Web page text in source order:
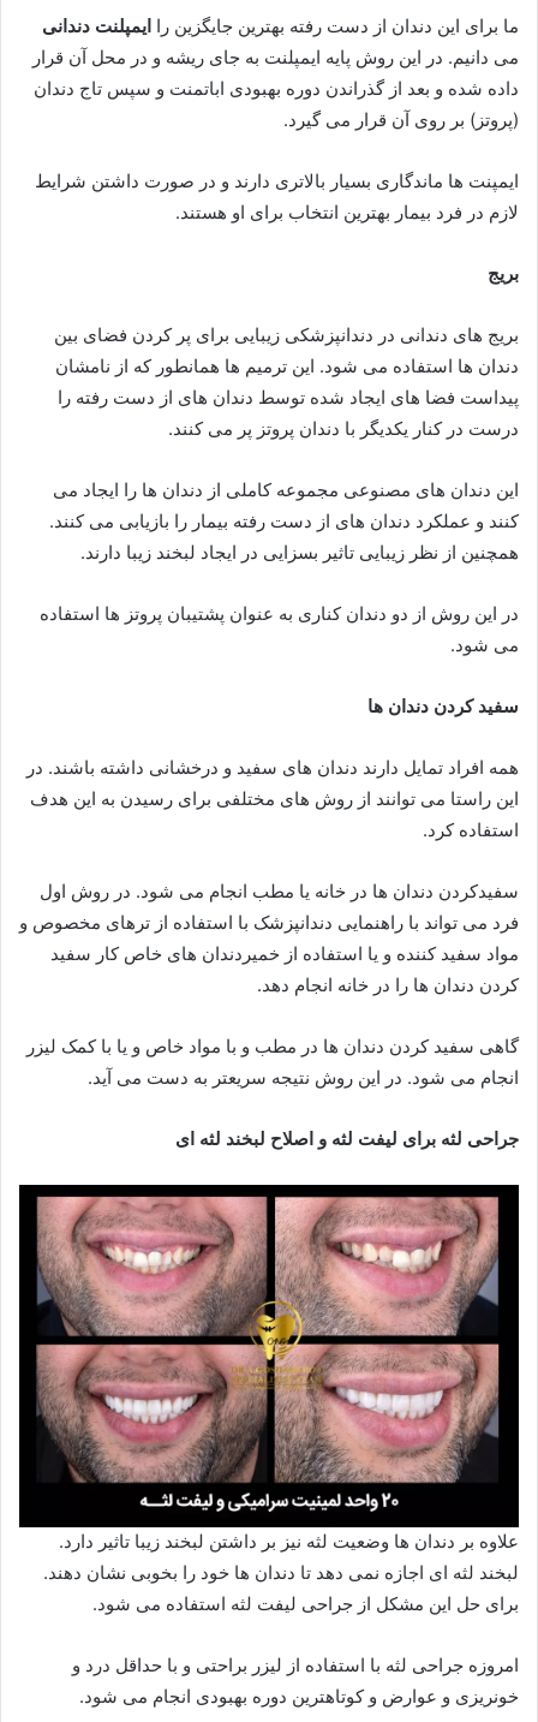
ما برای این دندان از دست رفته بهترین جایگزین را ایمپلنت دندانی
می دانیم. در این روش پایه ایمپلنت به جای ریشه و در محل آن قرار
داده شده و بعد از گذراندن دوره بهبودی اباتمنت و سپس تاج دندان
(پروتز) بر روی آن قرار می گیرد.
ایمپنت ها ماندگاری بسیار بالاتری دارند و در صورت داشتن شرایط
لازم در فرد بیمار بهترین انتخاب برای او هستند.
بریج
بریج های دندانی در دندانپزشکی زیبایی برای پر کردن فضای بین
دندان ها استفاده می شود. این ترمیم ها همانطور که از نامشان
پیداست فضا های ایجاد شده توسط دندان های از دست رفته را
درست در کنار یکدیگر با دندان پروتز پر می کنند.
این دندان های مصنوعی مجموعه کاملی از دندان ها را ایجاد می
کنند و عملکرد دندان های از دست رفته بیمار را بازیابی می کنند.
همچنین از نظر زیبایی تاثیر بسزایی در ایجاد لبخند زیبا دارند.
در این روش از دو دندان کناری به عنوان پشتیبان پروتز ها استفاده
می شود.
سفید کردن دندان ها
همه افراد تمایل دارند دندان های سفید و درخشانی داشته باشند. در
این راستا می توانند از روش های مختلفی برای رسیدن به این هدف
استفاده کرد.
سفیدکردن دندان ها در خانه یا مطب انجام می شود. در روش اول
فرد می تواند با راهنمایی دندانپزشک با استفاده از ترهای مخصوص و
مواد سفید کننده و یا استفاده از خمیردندان های خاص کار سفید
کردن دندان ها را در خانه انجام دهد.
گاهی سفید کردن دندان ها در مطب و با مواد خاص و یا با کمک لیزر
انجام می شود. در این روش نتیجه سریعتر به دست می آید.
جراحی لثه برای لیفت لثه و اصلاح لبخند لثه ای
علاوه بر دندان ها وضعیت لثه نیز بر داشتن لبخند زیبا تاثیر دارد.
لبخند لثه ای اجازه نمی دهد تا دندان ها خود را بخوبی نشان دهند.
برای حل این مشکل از جراحی لیفت لثه استفاده می شود.
امروزه جراحی لثه با استفاده از لیزر براحتی و با حداقل درد و
خونریزی و عوارض و کوتاهترین دوره بهبودی انجام می شود.